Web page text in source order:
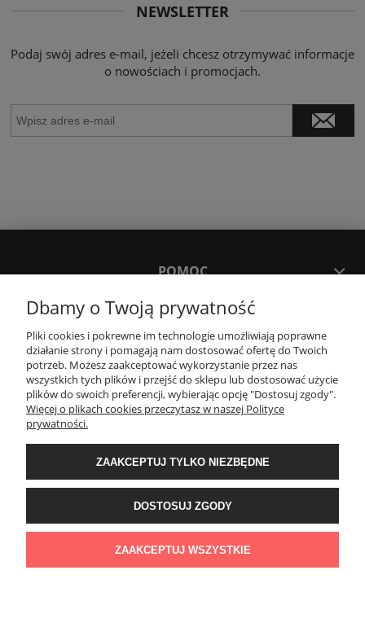
NEWSLETTER
Podaj swój adres e-mail, jeżeli chcesz otrzymywać informacje
o nowościach i promocjach.
POMOC
MOJE KONTO
PŁATNOŚCI I DOSTAWA
Wyposażenie łazienek Łazienki.eco | Pawła 23, 41-708 Ruda Śląska | E-mail:
sklep@lazienki.eco | Tel.: 600 012 164 lub 600 012 159 | TGS Przemysław
Stoń | NIP: 6312213594 | REGON: 276403698
Dbamy o Twoją prywatność
Pliki cookies i pokrewne im technologie umożliwiają poprawne
działanie strony i pomagają nam dostosować ofertę do Twoich
potrzeb. Możesz zaakceptować wykorzystanie przez nas
wszystkich tych plików i przejść do sklepu lub dostosować użycie
plików do swoich preferencji, wybierając opcję "Dostosuj zgody".
Więcej o plikach cookies przeczytasz w naszej Polityce
prywatności.
ZAAKCEPTUJ TYLKO NIEZBĘDNE
DOSTOSUJ ZGODY
ZAAKCEPTUJ WSZYSTKIE